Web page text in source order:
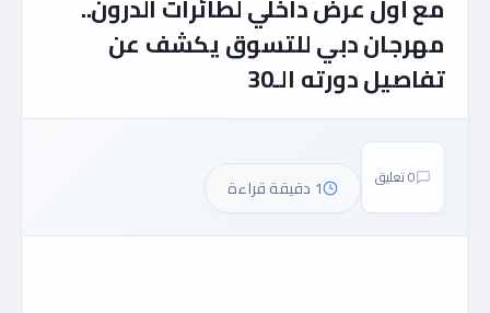
مع أول عرض داخلي لطائرات الدرون..
مهرجان دبي للتسوق يكشف عن
تفاصيل دورته الـ30
0 تعليق 1 دقيقة قراءة